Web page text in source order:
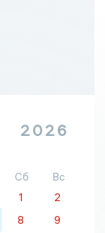
2026
Сб
Вс
1
2
8
9